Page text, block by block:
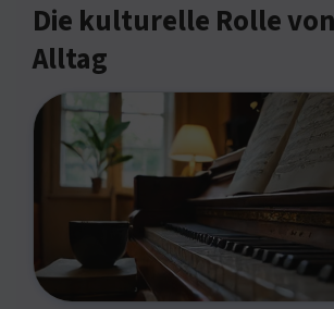
Die kulturelle Rolle
Alltag